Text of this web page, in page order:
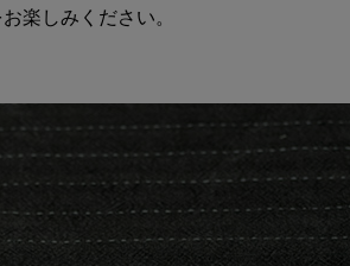
楽しみください。